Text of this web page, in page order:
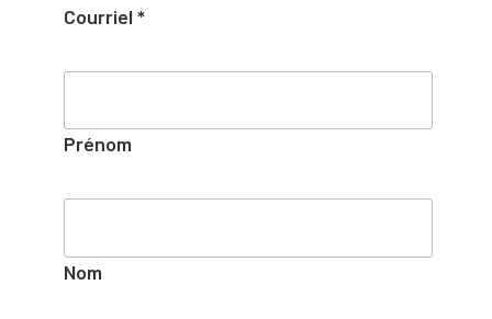
Courriel*
Prénom
Nom